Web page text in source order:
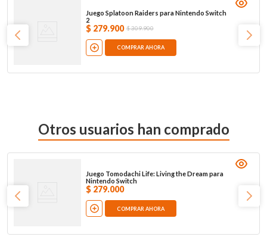
Juego Splatoon Raiders para Nintendo Switch
2
$ 279.900 $309.900
COMPRAR AHORA
Otros usuarios han comprado
Juego Tomodachi Life: Living the Dream para
Nintendo Switch
$ 279.000
COMPRAR AHORA